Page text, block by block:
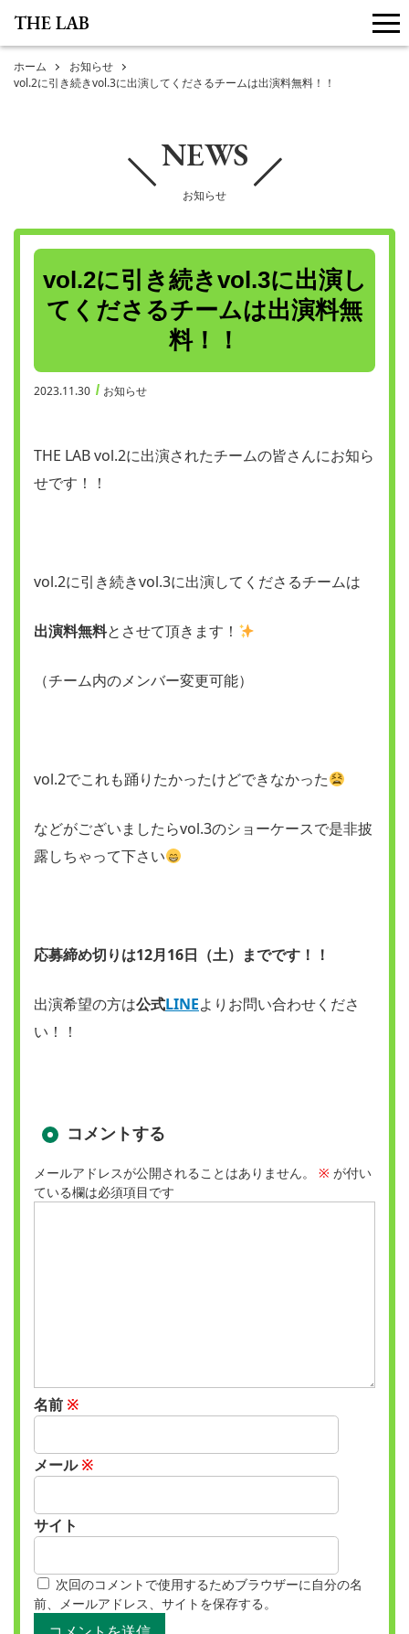
THE LAB
ホーム
お知らせ
vol.2に引き続きvol.3に出演してくださるチームは出演料無料！！
NEWS
お知らせ
vol.2に引き続きvol.3に出演し
てくださるチームは出演料無
料！！
2023.11.30 お知らせ
THE LAB vol.2に出演されたチームの皆さんにお知ら
せです！！
vol.2に引き続きvol.3に出演してくださるチームは
出演料無料とさせて頂きます！
（チーム内のメンバー変更可能）
vol.2でこれも踊りたかったけどできなかった
などがございましたらvol.3のショーケースで是非披
露しちゃって下さい
応募締め切りは12月16日（土）までです！！
出演希望の方は公式LINEよりお問い合わせくださ
い！！
コメントする
メールアドレスが公開されることはありません。 ※ が付い
ている欄は必須項目です
名前 ※
メール※
サイト
次回のコメントで使用するためブラウザーに自分の名
前、メールアドレス、サイトを保存する。